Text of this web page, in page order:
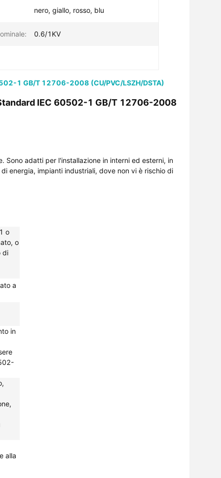
nero, giallo, rosso, blu
0.6/1KV
1 GB/T 12706-2008 (CU/PVC/LSZH/DSTA)
IEC 60502-1 GB/T 12706-2008
Sono adatti per l'installazione in interni ed esterni, in
energia, impianti industriali, dove non vi è rischio di
o
o
di
a
in
alla